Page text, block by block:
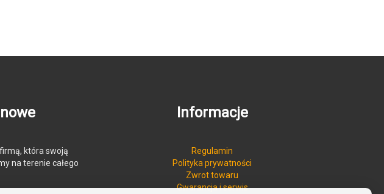
która swoją
na terenie całego
Informacje
Regulamin
Polityka prywatności
Zwrot towaru
Gwarancja i serwis